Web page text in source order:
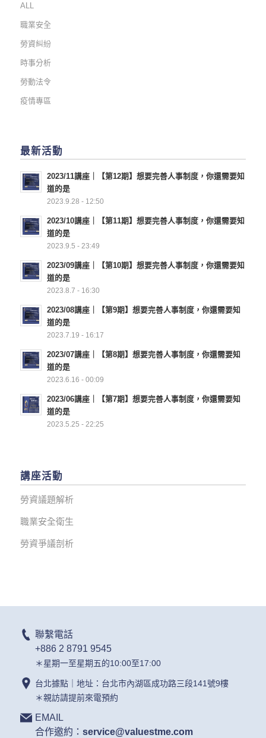
ALL
職業安全
勞資糾紛
時事分析
勞動法令
疫情專區
最新活動
2023/11講座｜【第12期】想要完善人事制度，你還需要知
道的是
2023.9.28 - 12:50
2023/10講座｜【第11期】想要完善人事制度，你還需要知
道的是
2023.9.5 - 23:49
2023/09講座｜【第10期】想要完善人事制度，你還需要知
道的是
2023.8.7 - 16:30
2023/08講座｜【第9期】想要完善人事制度，你還需要知
道的是
2023.7.19 - 16:17
2023/07講座｜【第8期】想要完善人事制度，你還需要知
道的是
2023.6.16 - 00:09
2023/06講座｜【第7期】想要完善人事制度，你還需要知
道的是
2023.5.25 - 22:25
講座活動
勞資議題解析
職業安全衛生
勞資爭議剖析
聯繫電話
+886 2 8791 9545
＊星期一至星期五的10:00至17:00
台北據點｜地址：台北市內湖區成功路三段141號9樓
＊親訪請提前來電預約
EMAIL
合作邀約： service@valuestme.com